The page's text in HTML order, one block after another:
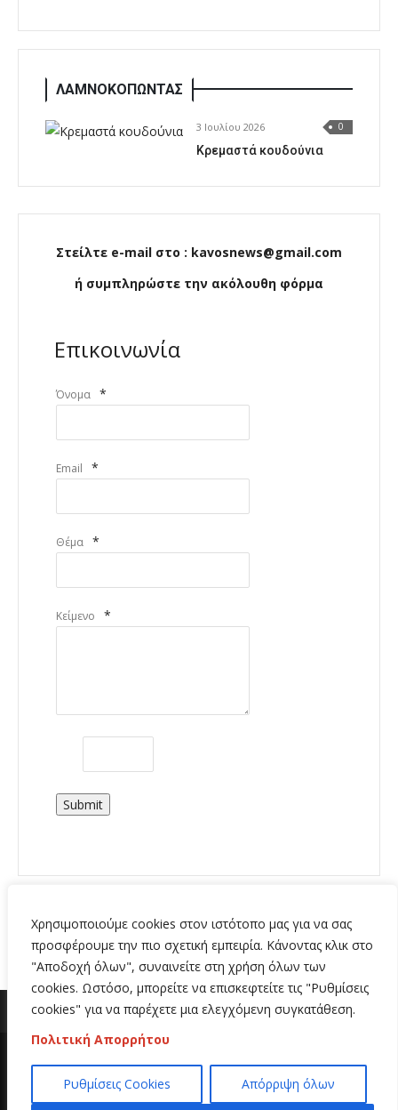
Χρησιμοποιούμε cookies στον ιστότοπο μας για να σας
προσφέρουμε την πιο σχετική εμπειρία. Κάνοντας κλικ στο
"Αποδοχή όλων", συναινείτε στη χρήση όλων των
cookies. Ωστόσο, μπορείτε να επισκεφτείτε τις "Ρυθμίσεις
cookies" για να παρέχετε μια ελεγχόμενη συγκατάθεση.
Πολιτική Απορρήτου
Ρυθμίσεις Cookies Απόρριψη όλων
ΛΑΜΝΟΚΟΠΩΝΤΑΣ
3 Ιουλίου 2026 0
Κρεμαστά κουδούνια
Στείλτε e-mail στο : kavosnews@gmail.com
ή συμπληρώστε την ακόλουθη φόρμα
Επικοινωνία
Όνομα *
Email *
Θέμα *
Κείμενο *
Submit
Copyright 2020 | All Rights Reserved | Κατασκευή
ιστοσελίδων
Hi Web